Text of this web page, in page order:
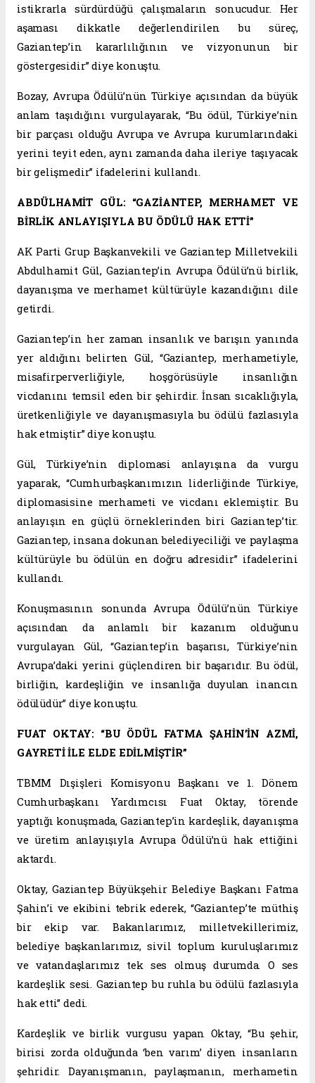
istikrarla sürdürdüğü çalışmaların sonucudur. Her
aşaması dikkatle değerlendirilen bu süreç,
Gaziantep’in kararlılığının ve vizyonunun bir
göstergesidir” diye konuştu.
Bozay, Avrupa Ödülü’nün Türkiye açısından da büyük
anlam taşıdığını vurgulayarak, “Bu ödül, Türkiye’nin
bir parçası olduğu Avrupa ve Avrupa kurumlarındaki
yerini teyit eden, aynı zamanda daha ileriye taşıyacak
bir gelişmedir” ifadelerini kullandı.
ABDÜLHAMİT GÜL: “GAZİANTEP, MERHAMET VE
BİRLİK ANLAYIŞIYLA BU ÖDÜLÜ HAK ETTİ”
AK Parti Grup Başkanvekili ve Gaziantep Milletvekili
Abdulhamit Gül, Gaziantep’in Avrupa Ödülü’nü birlik,
dayanışma ve merhamet kültürüyle kazandığını dile
getirdi.
Gaziantep’in her zaman insanlık ve barışın yanında
yer aldığını belirten Gül, “Gaziantep, merhametiyle,
misafirperverliğiyle, hoşgörüsüyle insanlığın
vicdanını temsil eden bir şehirdir. İnsan sıcaklığıyla,
üretkenliğiyle ve dayanışmasıyla bu ödülü fazlasıyla
hak etmiştir” diye konuştu.
Gül, Türkiye’nin diplomasi anlayışına da vurgu
yaparak, “Cumhurbaşkanımızın liderliğinde Türkiye,
diplomasisine merhameti ve vicdanı eklemiştir. Bu
anlayışın en güçlü örneklerinden biri Gaziantep’tir.
Gaziantep, insana dokunan belediyeciliği ve paylaşma
kültürüyle bu ödülün en doğru adresidir” ifadelerini
kullandı.
Konuşmasının sonunda Avrupa Ödülü’nün Türkiye
açısından da anlamlı bir kazanım olduğunu
vurgulayan Gül, “Gaziantep’in başarısı, Türkiye’nin
Avrupa’daki yerini güçlendiren bir başarıdır. Bu ödül,
birliğin, kardeşliğin ve insanlığa duyulan inancın
ödülüdür” diye konuştu.
FUAT OKTAY: “BU ÖDÜL FATMA ŞAHİN’İN AZMİ,
GAYRETİ İLE ELDE EDİLMİŞTİR”
TBMM Dışişleri Komisyonu Başkanı ve 1. Dönem
Cumhurbaşkanı Yardımcısı Fuat Oktay, törende
yaptığı konuşmada, Gaziantep’in kardeşlik, dayanışma
ve üretim anlayışıyla Avrupa Ödülü’nü hak ettiğini
aktardı.
Oktay, Gaziantep Büyükşehir Belediye Başkanı Fatma
Şahin’i ve ekibini tebrik ederek, “Gaziantep’te müthiş
bir ekip var. Bakanlarımız, milletvekillerimiz,
belediye başkanlarımız, sivil toplum kuruluşlarımız
ve vatandaşlarımız tek ses olmuş durumda. O ses
kardeşlik sesi. Gaziantep bu ruhla bu ödülü fazlasıyla
hak etti” dedi.
Kardeşlik ve birlik vurgusu yapan Oktay, “Bu şehir,
birisi zorda olduğunda ‘ben varım’ diyen insanların
şehridir. Dayanışmanın, paylaşmanın, merhametin